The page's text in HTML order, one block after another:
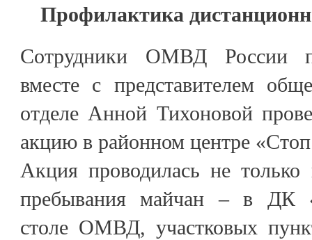
Профилактика
Сотрудники ОМВД России
вместе с представителем
отделе Анной Тихоновой
акцию в районном центре
Акция проводилась не
пребывания майчан – в ДК
столе ОМВД, участковых